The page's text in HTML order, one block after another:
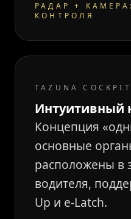
РАДАР +
КОНТРОЛЯ
TAZUNA COCKPIT
Интуитивный
Концепция
основные
расположены в
водителя,
Up и e-Latch.